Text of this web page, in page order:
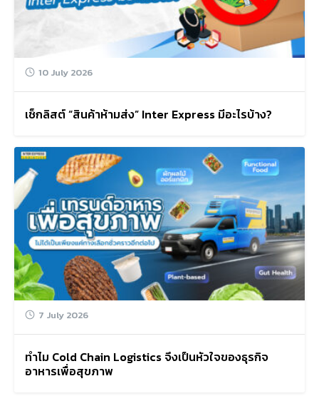
10 July 2026
เช็กลิสต์ “สินค้าห้ามส่ง” Inter Express มีอะไรบ้าง?
7 July 2026
ทำไม Cold Chain Logistics จึงเป็นหัวใจของธุรกิจ
อาหารเพื่อสุขภาพ